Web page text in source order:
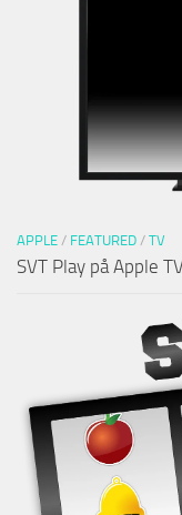
APPLE / FEATURED / TV
SVT Play på Apple